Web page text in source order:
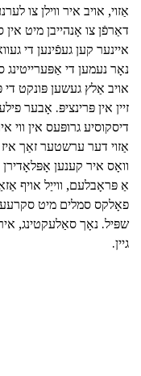
אַזוי, אויב איר ווילן צו
דאַרפֿן צו אָנהייבן מיט
איינער קען געפֿינען די
נאָר נעמען די
אויב אַלץ געשען פּונקט
זיין אין פּרינציפּ. אָבער
דיסקוסיע גרופּעס אין ווי
אַזוי דער ערשטער זאַך איז
וואָס איר קענען
אַ פּראָבלעם, ווייַל אויף
פאָלקס סמלים מיט
שפּיל. נאָך סאַלעקטינג,
גיין.